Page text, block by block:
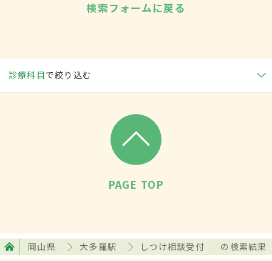
検索フォームに戻る
診療科目で絞り込む
PAGE TOP
岡山県 大多羅駅 しつけ相談受付 の検索結果